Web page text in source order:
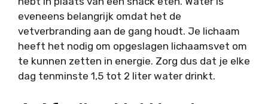
eveneens belangrijk omdat het de
vetverbranding aan de gang houdt. Je lichaam
heeft het nodig om opgeslagen lichaamsvet om
te kunnen zetten in energie. Zorg dus dat je elke
dag tenminste 1,5 tot 2 liter water drinkt.